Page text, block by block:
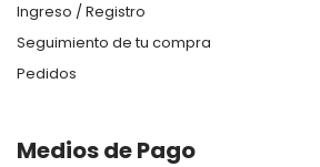
Ingreso / Registro
Seguimiento de tu compra
Pedidos
Medios de Pago